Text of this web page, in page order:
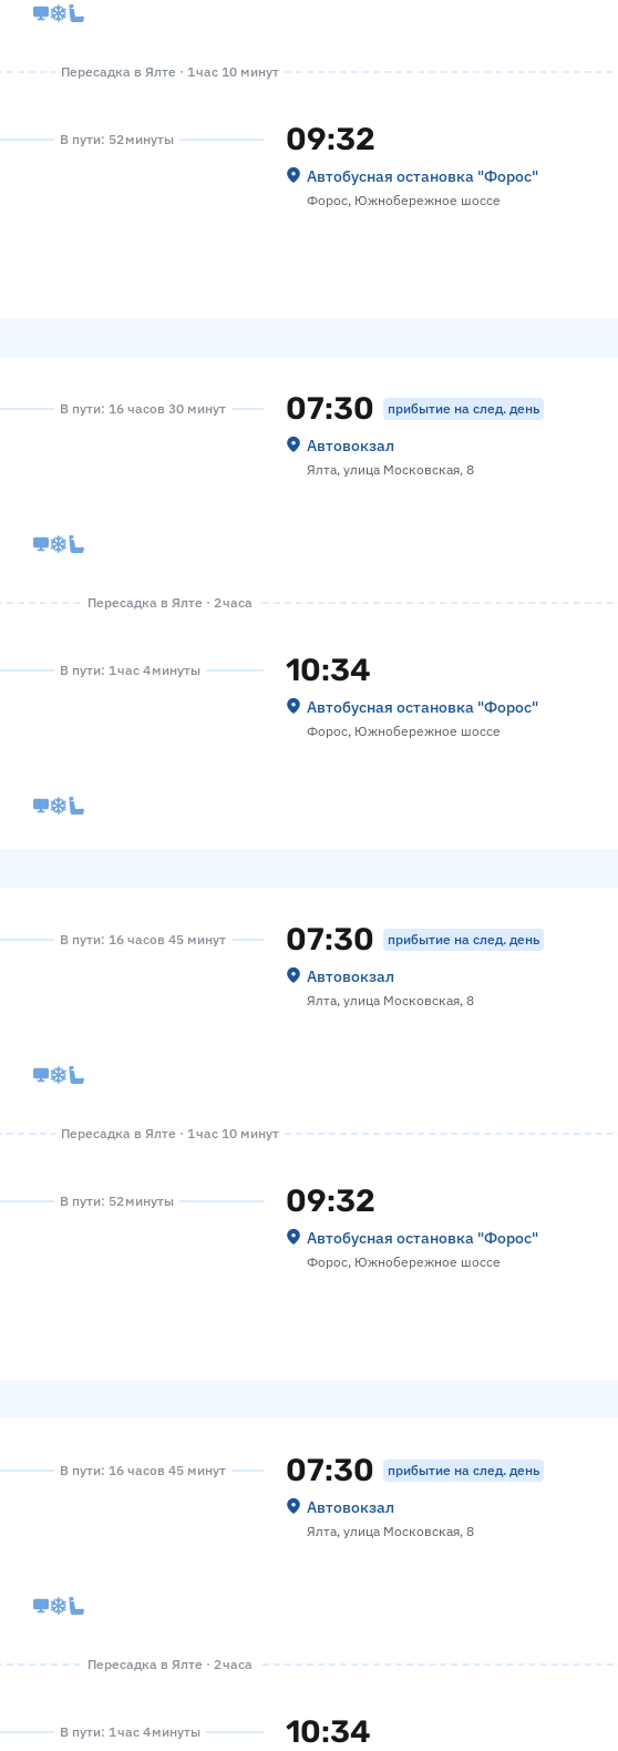
Пересадка в Ялте · 1 час 10 минут
В пути: 52 минуты 09:32
Автобусная остановка "Форос"
Форос, Южнобережное шоссе
В пути: 16 часов 30 минут 07:30 прибытие на след. день
Автовокзал
Ялта, улица Московская, 8
Пересадка в Ялте · 2 часа
В пути: 1 час 4 минуты 10:34
Автобусная остановка "Форос"
Форос, Южнобережное шоссе
В пути: 16 часов 45 минут 07:30 прибытие на след. день
Автовокзал
Ялта, улица Московская, 8
Пересадка в Ялте · 1 час 10 минут
В пути: 52 минуты 09:32
Автобусная остановка "Форос"
Форос, Южнобережное шоссе
В пути: 16 часов 45 минут 07:30 прибытие на след. день
Автовокзал
Ялта, улица Московская, 8
Пересадка в Ялте · 2 часа
В пути: 1 час 4 минуты 10:34